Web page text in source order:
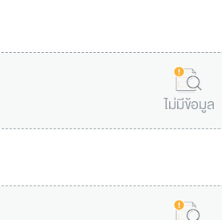
ไม่มีข้อมูล